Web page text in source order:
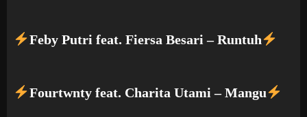
Feby Putri feat. Fiersa Besari – Runtuh
Fourtwnty feat. Charita Utami – Mangu